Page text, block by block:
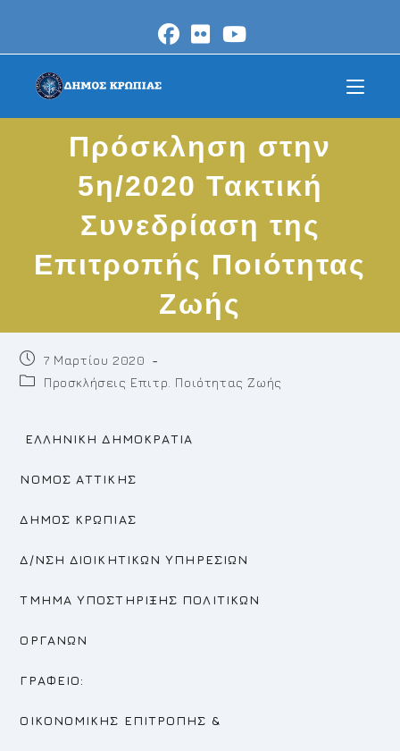
content
Πρόσκληση στην
5η/2020 Τακτική
Συνεδρίαση της
Επιτροπής Ποιότητας
Ζωής
Post
published:
7 Μαρτίου 2020
PostΠροσκλήσεις Επιτρ. Ποιότητας Ζωής
ΕΛΛΗΝΙΚΗ ΔΗΜΟΚΡΑΤΙΑ
ΝΟΜΟΣ ΑΤΤΙΚΗΣ
ΔΗΜΟΣ ΚΡΩΠΙΑΣ
Δ/ΝΣΗ ΔΙΟΙΚΗΤΙΚΩΝ ΥΠΗΡΕΣΙΩΝ
ΤΜΗΜΑ ΥΠΟΣΤΗΡΙΞΗΣ ΠΟΛΙΤΙΚΩΝ
ΟΡΓΑΝΩΝ
ΓΡΑΦΕΙΟ:
ΟΙΚΟΝΟΜΙΚΗΣ ΕΠΙΤΡΟΠΗΣ &